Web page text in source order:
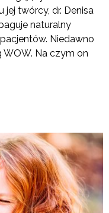
jej twórcy, dr. Denisa
naturalny
Niedawno
WOW. Na czym on